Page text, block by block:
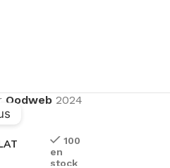
Qodweb2024
100
en
stock